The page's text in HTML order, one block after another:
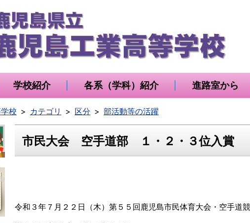
学校紹介 各系（学科）紹介 進路室から
校 カテゴリ 区分 部活動等の活躍
市民大会 空手道部 １・２・３位入賞
令和３年７月２２日（木）第５５回鹿児島市民体育大会・空手道